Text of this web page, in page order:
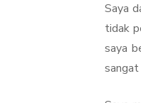
Saya
tidak
saya
sangat